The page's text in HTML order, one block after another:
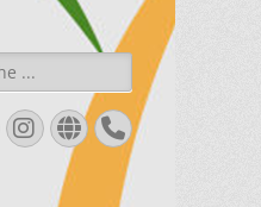
:
Instagram
Site
web
Tél